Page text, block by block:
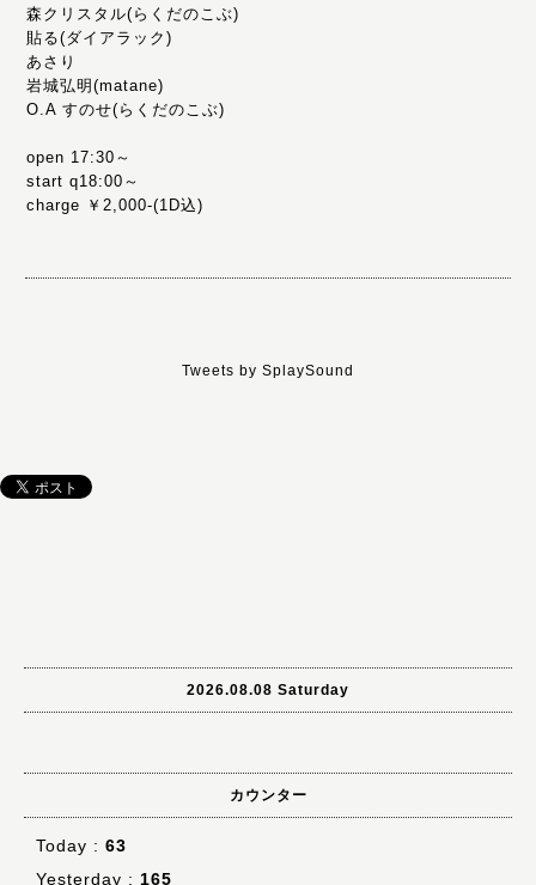
森クリスタル(らくだのこぶ)
貼る(ダイアラック)
あさり
岩城弘明(matane)
O.A すのせ(らくだのこぶ)
open 17:30～
start q18:00～
charge ￥2,000-(1D込)
Tweets by SplaySound
2026.08.08 Saturday
カウンター
Today : 63
Yesterday : 165